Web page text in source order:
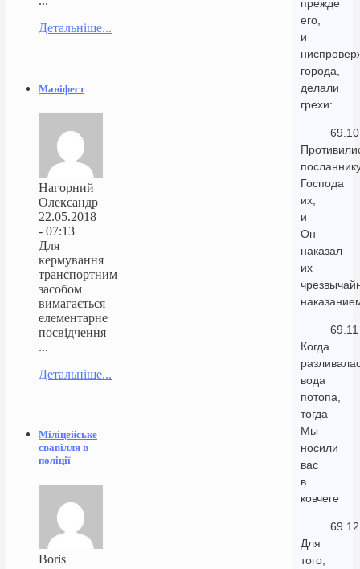
прежде
его,
и
города,
делали
грехи:
69.10
Господа
их;
и
Он
наказал
их
69.11
Когда
вода
потопа,
тогда
Мы
носили
вас
в
ковчеге
69.12
Для
того,
Детальніше...
Маніфест
Нагорний
Олександр
22.05.2018
- 07:13
Для
кермування
транспортним
засобом
вимагається
елементарне
посвідчення
...
Детальніше...
Міліцейське
свавілля в
поліції
Boris